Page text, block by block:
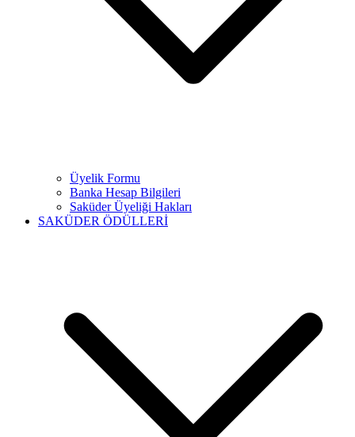
Üyelik Formu
Banka Hesap Bilgileri
Saküder Üyeliği Hakları
SAKÜDER ÖDÜLLERİ